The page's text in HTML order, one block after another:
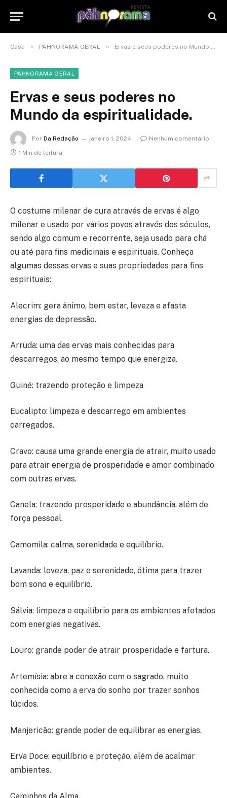
Casa » PÀHNORAMA GERAL » Ervas e seus poderes no Mundo da espiritualidade.
PÀHNORAMA GERAL
Ervas e seus poderes no
Mundo da espiritualidade.
Por Da Redação janeiro 1, 2024
Nenhum comentário
1 Min de leitura
O costume milenar de cura através de ervas é algo
milenar e usado por vários povos através dos séculos,
sendo algo comum e recorrente, seja usado para chá
ou até para fins medicinais e espirituais. Conheça
algumas dessas ervas e suas propriedades para fins
espirituais:
Alecrim: gera ânimo, bem estar, leveza e afasta
energias de depressão.
Arruda: uma das ervas mais conhecidas para
descarregos, ao mesmo tempo que energiza.
Guiné: trazendo proteção e limpeza
Eucalipto: limpeza e descarrego em ambientes
carregados.
Cravo: causa uma grande energia de atrair, muito usado
para atrair energia de prosperidade e amor combinado
com outras ervas.
Canela: trazendo prosperidade e abundância, além de
força pessoal.
Camomila: calma, serenidade e equilíbrio.
Lavanda: leveza, paz e serenidade, ótima para trazer
bom sono e equilíbrio.
Sálvia: limpeza e equilíbrio para os ambientes afetados
com energias negativas.
Louro: grande poder de atrair prosperidade e fartura.
Artemísia: abre a conexão com o sagrado, muito
conhecida como a erva do sonho por trazer sonhos
lúcidos.
Manjericão: grande poder de equilibrar as energias.
Erva Doce: equilíbrio e proteção, além de acalmar
ambientes.
Caminhos da Alma